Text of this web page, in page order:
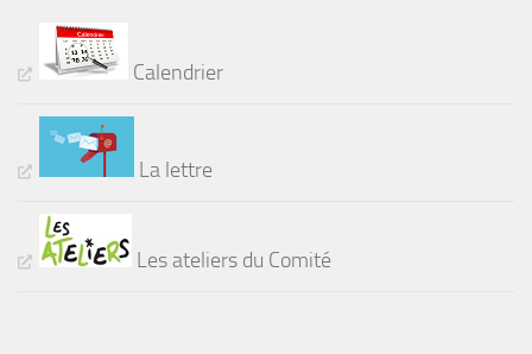
Calendrier
La lettre
Les ateliers du Comité